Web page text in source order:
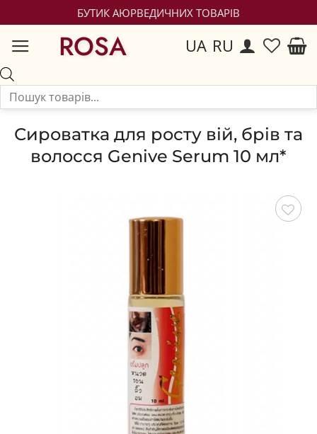
БУТИК АЮРВЕДИЧНИХ ТОВАРІВ
ROSA UA RU
Сироватка для росту вій, брів та
волосся Genive Serum 10 мл*